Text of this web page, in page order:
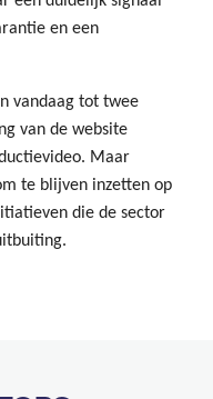
en een
vandaag tot twee
van de website
Maar
te blijven inzetten op
die de sector